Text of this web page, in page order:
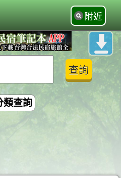
附近
類查詢